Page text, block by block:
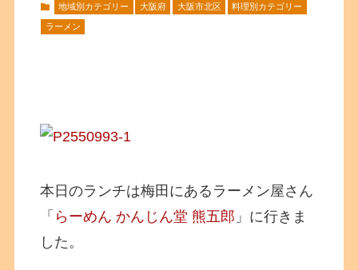
地域別カテゴリー 大阪府 大阪市北区 料理別カテゴリー
ラーメン
本日のランチは梅田にあるラーメン屋さん
「 らーめん かんじん堂 熊五郎 」に行きま
した。